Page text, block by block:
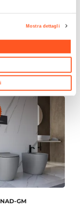
Mostra dettagli
388133
cromato per
- Calla di
NAD-GM